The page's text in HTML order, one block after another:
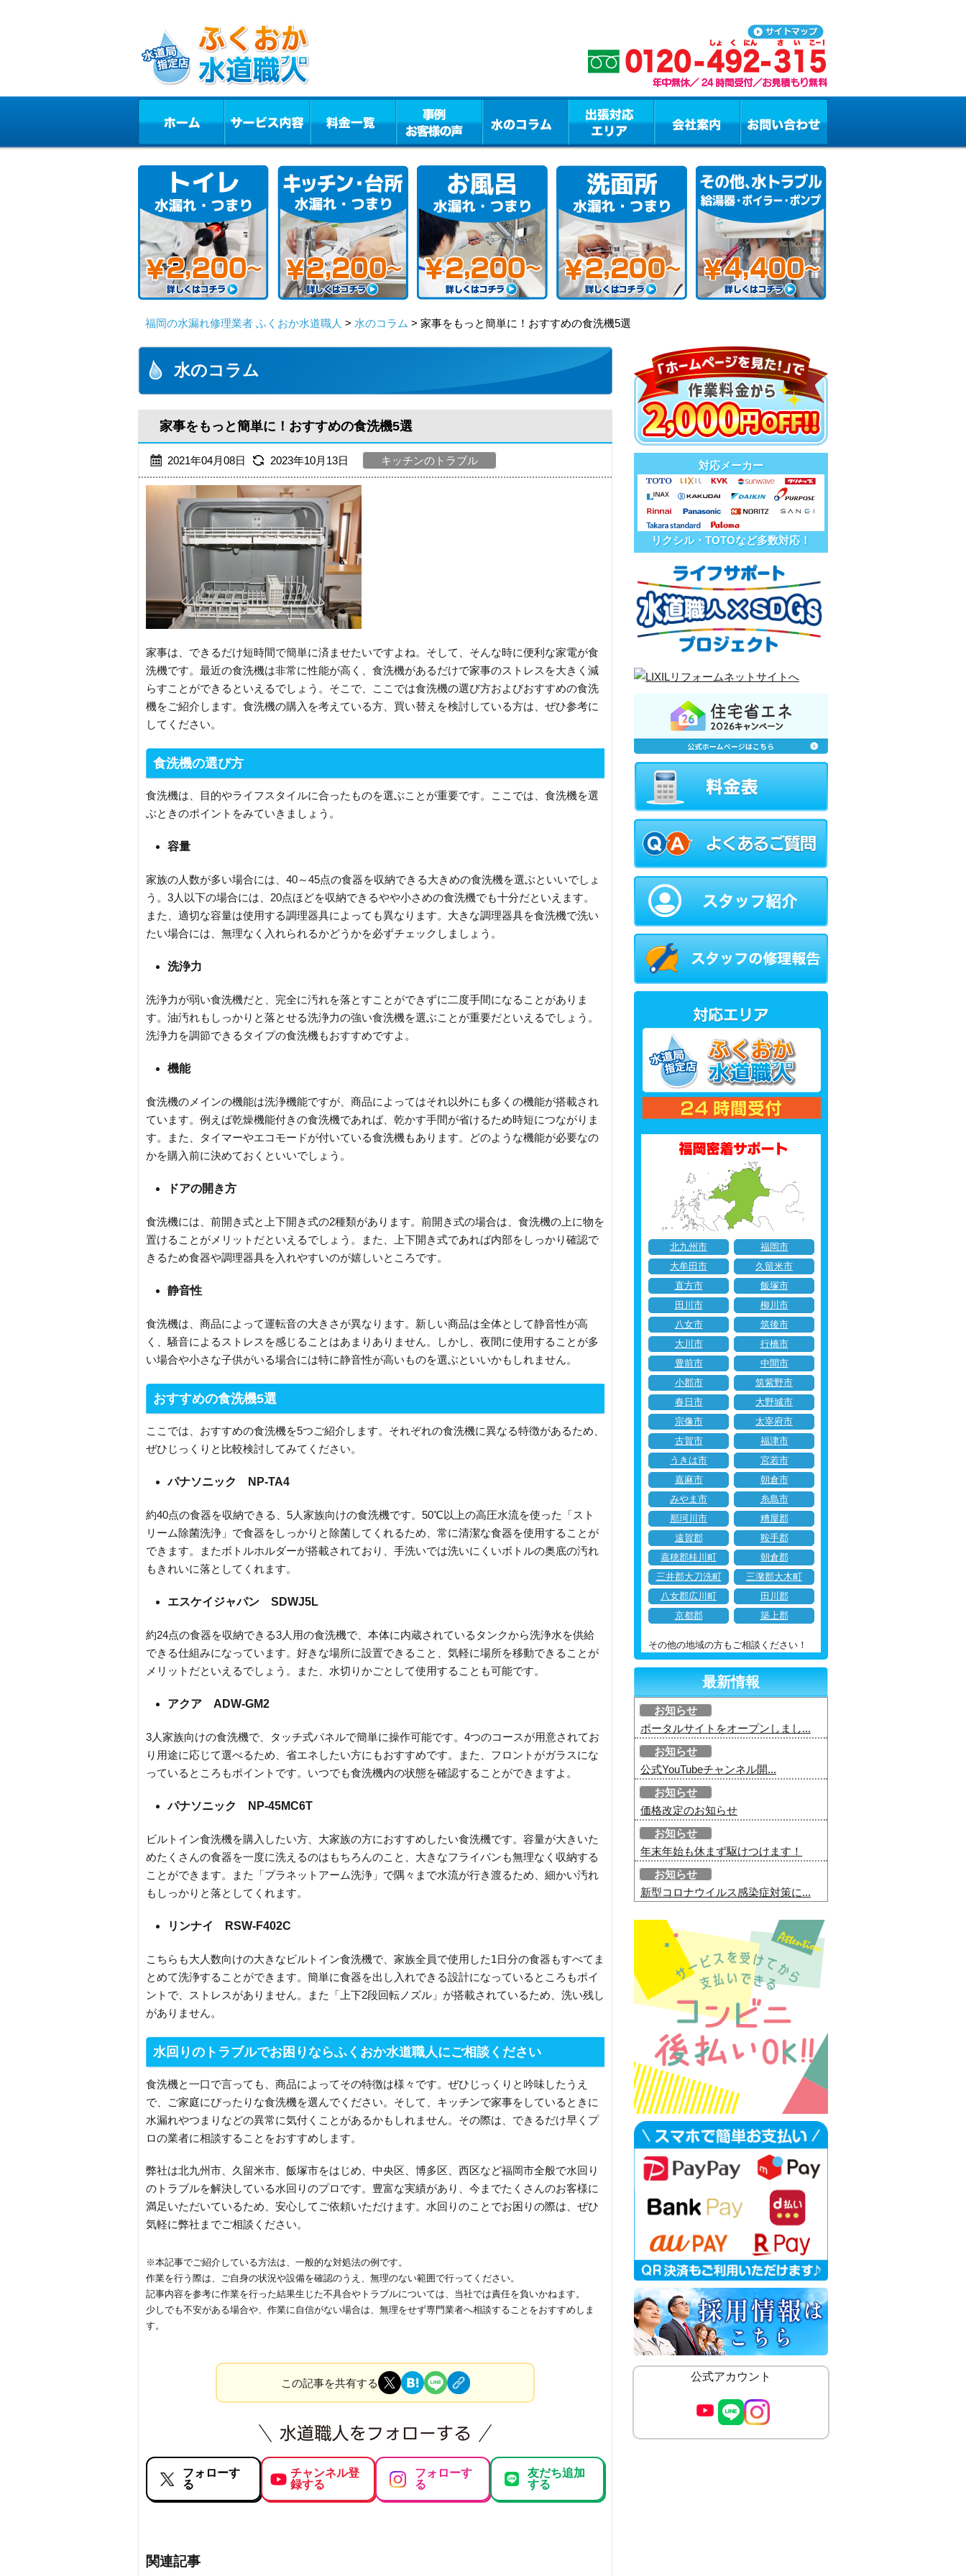
福岡の水漏れ修理業者 ふくおか水道職人 > 水のコラム > 家事をもっと簡単に！おすすめの食洗機5選
水のコラム
家事をもっと簡単に！おすすめの食洗機5選
2021年04月08日 2023年10月13日 キッチンのトラブル
家事は、できるだけ短時間で簡単に済ませたいですよね。そして、そんな時に便利な家電が食
洗機です。最近の食洗機は非常に性能が高く、食洗機があるだけで家事のストレスを大きく減
らすことができるといえるでしょう。そこで、ここでは食洗機の選び方およびおすすめの食洗
機をご紹介します。食洗機の購入を考えている方、買い替えを検討している方は、ぜひ参考に
してください。
食洗機の選び方
食洗機は、目的やライフスタイルに合ったものを選ぶことが重要です。ここでは、食洗機を選
ぶときのポイントをみていきましょう。
容量
家族の人数が多い場合には、40～45点の食器を収納できる大きめの食洗機を選ぶといいでしょ
う。3人以下の場合には、20点ほどを収納できるやや小さめの食洗機でも十分だといえます。
また、適切な容量は使用する調理器具によっても異なります。大きな調理器具を食洗機で洗い
たい場合には、無理なく入れられるかどうかを必ずチェックしましょう。
洗浄力
洗浄力が弱い食洗機だと、完全に汚れを落とすことができずに二度手間になることがありま
す。油汚れもしっかりと落とせる洗浄力の強い食洗機を選ぶことが重要だといえるでしょう。
洗浄力を調節できるタイプの食洗機もおすすめですよ。
機能
食洗機のメインの機能は洗浄機能ですが、商品によってはそれ以外にも多くの機能が搭載され
ています。例えば乾燥機能付きの食洗機であれば、乾かす手間が省けるため時短につながりま
す。また、タイマーやエコモードが付いている食洗機もあります。どのような機能が必要なの
かを購入前に決めておくといいでしょう。
ドアの開き方
食洗機には、前開き式と上下開き式の2種類があります。前開き式の場合は、食洗機の上に物を
置けることがメリットだといえるでしょう。また、上下開き式であれば内部をしっかり確認で
きるため食器や調理器具を入れやすいのが嬉しいところです。
静音性
食洗機は、商品によって運転音の大きさが異なります。新しい商品は全体として静音性が高
く、騒音によるストレスを感じることはあまりありません。しかし、夜間に使用することが多
い場合や小さな子供がいる場合には特に静音性が高いものを選ぶといいかもしれません。
おすすめの食洗機5選
ここでは、おすすめの食洗機を5つご紹介します。それぞれの食洗機に異なる特徴があるため、
ぜひじっくりと比較検討してみてください。
パナソニック NP-TA4
約40点の食器を収納できる、5人家族向けの食洗機です。50℃以上の高圧水流を使った「スト
リーム除菌洗浄」で食器をしっかりと除菌してくれるため、常に清潔な食器を使用することが
できます。またボトルホルダーが搭載されており、手洗いでは洗いにくいボトルの奥底の汚れ
もきれいに落としてくれます。
エスケイジャパン SDWJ5L
約24点の食器を収納できる3人用の食洗機で、本体に内蔵されているタンクから洗浄水を供給
できる仕組みになっています。好きな場所に設置できること、気軽に場所を移動できることが
メリットだといえるでしょう。また、水切りかごとして使用することも可能です。
アクア ADW-GM2
3人家族向けの食洗機で、タッチ式パネルで簡単に操作可能です。4つのコースが用意されてお
り用途に応じて選べるため、省エネしたい方にもおすすめです。また、フロントがガラスにな
っているところもポイントです。いつでも食洗機内の状態を確認することができますよ。
パナソニック NP-45MC6T
ビルトイン食洗機を購入したい方、大家族の方におすすめしたい食洗機です。容量が大きいた
めたくさんの食器を一度に洗えるのはもちろんのこと、大きなフライパンも無理なく収納する
ことができます。また「プラネットアーム洗浄」で隅々まで水流が行き渡るため、細かい汚れ
もしっかりと落としてくれます。
リンナイ RSW-F402C
こちらも大人数向けの大きなビルトイン食洗機で、家族全員で使用した1日分の食器もすべてま
とめて洗浄することができます。簡単に食器を出し入れできる設計になっているところもポイ
ントで、ストレスがありません。また「上下2段回転ノズル」が搭載されているため、洗い残し
がありません。
水回りのトラブルでお困りならふくおか水道職人にご相談ください
食洗機と一口で言っても、商品によってその特徴は様々です。ぜひじっくりと吟味したうえ
で、ご家庭にぴったりな食洗機を選んでください。そして、キッチンで家事をしているときに
水漏れやつまりなどの異常に気付くことがあるかもしれません。その際は、できるだけ早くプ
ロの業者に相談することをおすすめします。
弊社は北九州市、久留米市、飯塚市をはじめ、中央区、博多区、西区など福岡市全般で水回り
のトラブルを解決している水回りのプロです。豊富な実績があり、今までたくさんのお客様に
満足いただいているため、安心してご依頼いただけます。水回りのことでお困りの際は、ぜひ
気軽に弊社までご相談ください。
※本記事でご紹介している方法は、一般的な対処法の例です。
作業を行う際は、ご自身の状況や設備を確認のうえ、無理のない範囲で行ってください。
記事内容を参考に作業を行った結果生じた不具合やトラブルについては、当社では責任を負いかねます。
少しでも不安がある場合や、作業に自信がない場合は、無理をせず専門業者へ相談することをおすすめしま
す。
この記事を共有する
フォローす
る
チャンネル登
録する
フォローす
る
友だち追加
する
関連記事
対応メーカー
リクシル・TOTOなど多数対応！
北九州市
福岡市
大牟田市
久留米市
直方市
飯塚市
田川市
柳川市
八女市
筑後市
大川市
行橋市
豊前市
中間市
小郡市
筑紫野市
春日市
大野城市
宗像市
太宰府市
古賀市
福津市
うきは市
宮若市
嘉麻市
朝倉市
みやま市
糸島市
那珂川市
糟屋郡
遠賀郡
鞍手郡
嘉穂郡桂川町
朝倉郡
三井郡大刀洗町
三潴郡大木町
八女郡広川町
田川郡
京都郡
築上郡
その他の地域の方もご相談ください！
最新情報
お知らせ
ポータルサイトをオープンしまし...
お知らせ
公式YouTubeチャンネル開...
お知らせ
価格改定のお知らせ
お知らせ
年末年始も休まず駆けつけます！
お知らせ
新型コロナウイルス感染症対策に...
公式アカウント